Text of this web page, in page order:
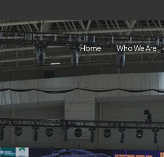
Home Who We Are